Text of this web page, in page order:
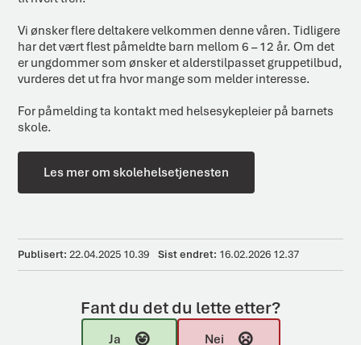
Vi ønsker flere deltakere velkommen denne våren. Tidligere
har det vært flest påmeldte barn mellom 6 – 12 år. Om det
er ungdommer som ønsker et alderstilpasset gruppetilbud,
vurderes det ut fra hvor mange som melder interesse.
For påmelding ta kontakt med helsesykepleier på barnets
skole.
Les mer om skolehelsetjenesten
Publisert 22.04.2025 10.39 Sist endret 16.02.2026 12.37
Fant du det du lette etter?
Ja Nei